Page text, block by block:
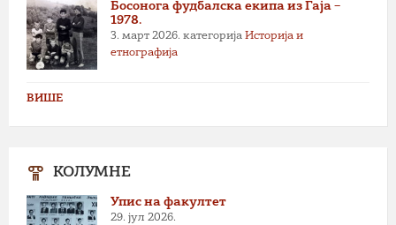
Босонога фудбалска екипа из Гаја –
1978.
3. март 2026. категорија Историја и
етнографија
ВИШЕ
КОЛУМНЕ
Упис на факултет
29. јул 2026.